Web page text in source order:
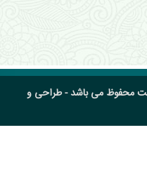
محفوظ می باشد - طراحی و